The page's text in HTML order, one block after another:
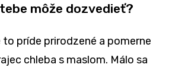
môže dozvedieť?
to príde prirodzené a pomerne
chleba s maslom. Málo sa